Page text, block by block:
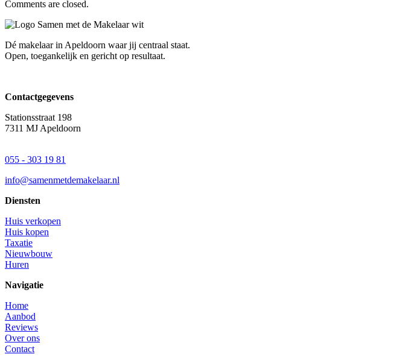
Comments are closed.
Dé makelaar in Apeldoorn waar jij centraal staat.
Open, toegankelijk en gericht op resultaat.
Contactgegevens
Stationsstraat 198
7311 MJ Apeldoorn
055 - 303 19 81
info@samenmetdemakelaar.nl
Diensten
Huis verkopen
Huis kopen
Taxatie
Nieuwbouw
Huren
Navigatie
Home
Aanbod
Reviews
Over ons
Contact